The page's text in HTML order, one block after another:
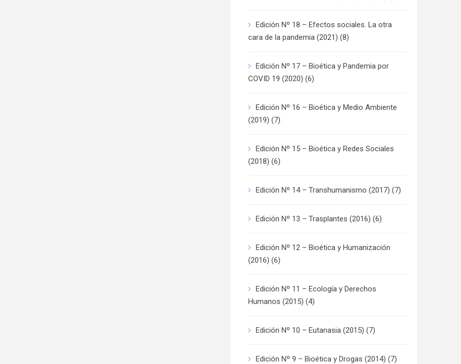
Edición Nº 18 – Efectos sociales. La otra
cara de la pandemia (2021) (8)
Edición Nº 17 – Bioética y Pandemia por
COVID 19 (2020) (6)
Edición Nº 16 – Bioética y Medio Ambiente
(2019) (7)
Edición Nº 15 – Bioética y Redes Sociales
(2018) (6)
Edición Nº 14 – Transhumanismo (2017) (7)
Edición Nº 13 – Trasplantes (2016) (6)
Edición Nº 12 – Bioética y Humanización
(2016) (6)
Edición Nº 11 – Ecología y Derechos
Humanos (2015) (4)
Edición Nº 10 – Eutanasia (2015) (7)
Edición Nº 9 – Bioética y Drogas (2014) (7)